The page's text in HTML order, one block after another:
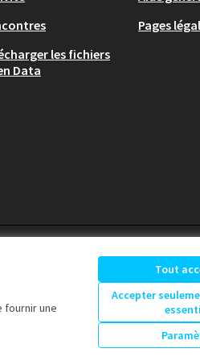
fournir une
Tout
Accepter
les fichiers
Data
Pages